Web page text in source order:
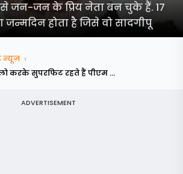
जन-जन के प्रिय नेता बन चुके हैं. 17
होता है जिसे वो सादगीपू
न्‍यूज़ ›
इस खास डाइट को फॉलो करके सुपरफ‍िट रहते हैं पीएम मो...
ADVERTISEMENT